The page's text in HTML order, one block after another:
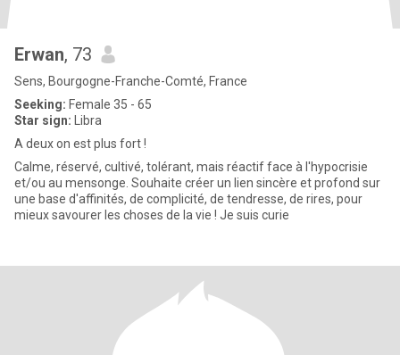
Erwan, 73
Sens, Bourgogne-Franche-Comté, France
Seeking: Female 35 - 65
Star sign: Libra
A deux on est plus fort !
Calme, réservé, cultivé, tolérant, mais réactif face à l'hypocrisie
et/ou au mensonge. Souhaite créer un lien sincère et profond sur
une base d'affinités, de complicité, de tendresse, de rires, pour
mieux savourer les choses de la vie ! Je suis curie